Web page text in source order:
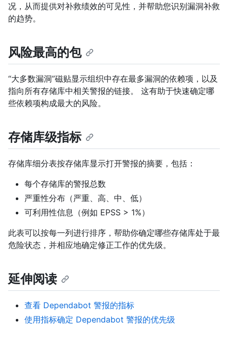
况，从而提供对补救绩效的可见性，并帮助您识别漏洞补救
的趋势。
风险最高的包
“大多数漏洞”磁贴显示组织中存在最多漏洞的依赖项，以及
指向所有存储库中相关警报的链接。 这有助于快速确定哪
些依赖项构成最大的风险。
存储库级指标
存储库细分表按存储库显示打开警报的摘要，包括：
每个存储库的警报总数
严重性分布（严重、高、中、低）
可利用性信息（例如 EPSS > 1%）
此表可以按每一列进行排序，帮助你确定哪些存储库处于最
危险状态，并相应地确定修正工作的优先级。
延伸阅读
查看 Dependabot 警报的指标
使用指标确定 Dependabot 警报的优先级